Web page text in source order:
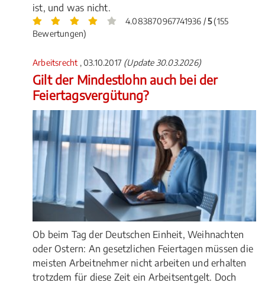
ist, und was nicht.
4.083870967741936 /5(155
Bewertungen)
Arbeitsrecht , 03.10.2017 (Update 30.03.2026)
Gilt der Mindestlohn auch bei der
Feiertagsvergütung?
Ob beim Tag der Deutschen Einheit, Weihnachten
oder Ostern: An gesetzlichen Feiertagen müssen die
meisten Arbeitnehmer nicht arbeiten und erhalten
trotzdem für diese Zeit ein Arbeitsentgelt. Doch